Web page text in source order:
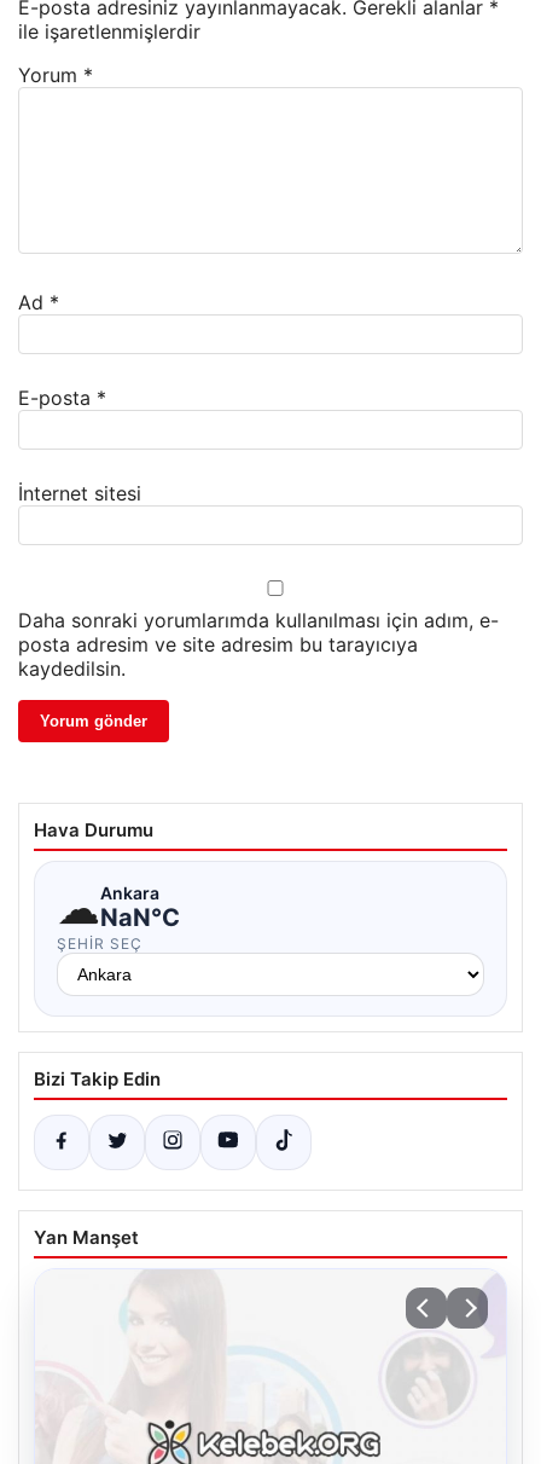
E-posta adresiniz yayınlanmayacak. Gerekli alanlar *
ile işaretlenmişlerdir
Yorum *
Ad *
E-posta *
İnternet sitesi
Daha sonraki yorumlarımda kullanılması için adım, e-
posta adresim ve site adresim bu tarayıcıya
kaydedilsin.
Hava Durumu
☁Ankara
NaN°C
ŞEHIR SEÇ
Bizi Takip Edin
Yan Manşet